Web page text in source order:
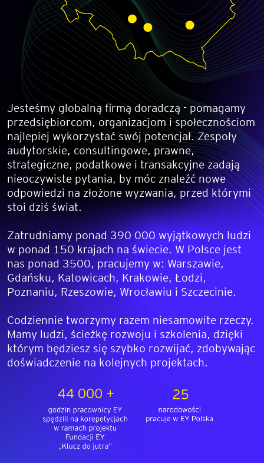
Jesteśmy globalną firmą doradczą - pomagamy
przedsiębiorcom, organizacjom i społecznościom
najlepiej wykorzystać swój potencjał. Zespoły
audytorskie, consultingowe, prawne,
strategiczne, podatkowe i transakcyjne zadają
nieoczywiste pytania, by móc znaleźć nowe
odpowiedzi na złożone wyzwania, przed którymi
stoi dziś świat.
Zatrudniamy ponad 390 000 wyjątkowych ludzi
w ponad 150 krajach na świecie. W Polsce jest
nas ponad 3500, pracujemy w: Warszawie,
Gdańsku, Katowicach, Krakowie, Łodzi,
Poznaniu, Rzeszowie, Wrocławiu i Szczecinie.
Codziennie tworzymy razem niesamowite rzeczy.
Mamy ludzi, ścieżkę rozwoju i szkolenia, dzięki
którym będziesz się szybko rozwijać, zdobywając
doświadczenie na kolejnych projektach.